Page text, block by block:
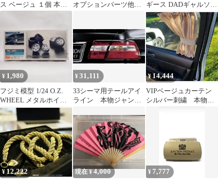
ス ベージュ １個 本物
ジャンクションプロデ
オプションパーツ他カ
ギース DADギャルソン
タイプCROWN王冠
USB電源
¥ 1,980
フジミ模型 1/24 O.Z.
WHEEL メタルホイー
ル IU3
¥31,111
33シーマ用テールアイ
ライン 本物ジャンク
¥ 14,444
VIPベージュカーテン
シルバー刺繍 本物ジ
¥ 12,222 現在 ¥4,000 ¥ 7,777